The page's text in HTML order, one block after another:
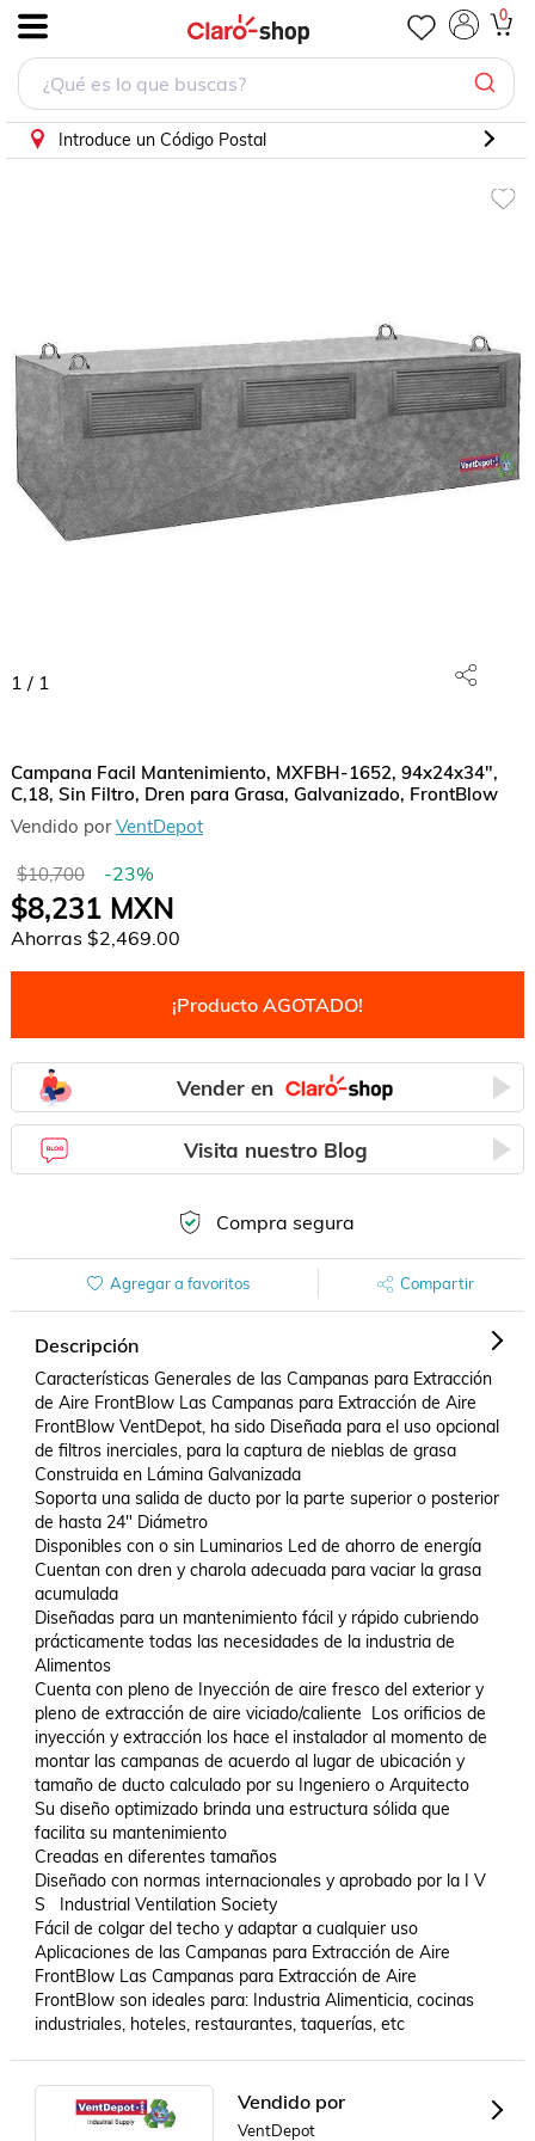
0
Introduce un Código Postal
1 / 1
Campana Facil Mantenimiento, MXFBH-1652, 94x24x34",
C,18, Sin Filtro, Dren para Grasa, Galvanizado, FrontBlow
Vendido porVentDepot
$10,700 -23%
$8,231MXN
Ahorras $2,469.00
¡Producto AGOTADO!
Vender en
Visita nuestro Blog
Compra segura
Agregar a favoritos Compartir
Descripción
Características Generales de las Campanas para Extracción
de Aire FrontBlow Las Campanas para Extracción de Aire
FrontBlow VentDepot, ha sido Diseñada para el uso opcional
de filtros inerciales, para la captura de nieblas de grasa
Construida en Lámina Galvanizada
Soporta una salida de ducto por la parte superior o posterior
de hasta 24" Diámetro
Disponibles con o sin Luminarios Led de ahorro de energía
Cuentan con dren y charola adecuada para vaciar la grasa
acumulada
Diseñadas para un mantenimiento fácil y rápido cubriendo
prácticamente todas las necesidades de la industria de
Alimentos
Cuenta con pleno de Inyección de aire fresco del exterior y
pleno de extracción de aire viciado/caliente  Los orificios de
inyección y extracción los hace el instalador al momento de
montar las campanas de acuerdo al lugar de ubicación y
tamaño de ducto calculado por su Ingeniero o Arquitecto
Su diseño optimizado brinda una estructura sólida que
facilita su mantenimiento
Creadas en diferentes tamaños
Diseñado con normas internacionales y aprobado por la I V
S   Industrial Ventilation Society
Fácil de colgar del techo y adaptar a cualquier uso
Aplicaciones de las Campanas para Extracción de Aire
FrontBlow Las Campanas para Extracción de Aire
FrontBlow son ideales para: Industria Alimenticia, cocinas
industriales, hoteles, restaurantes, taquerías, etc
Vendido por
VentDepot
Campana Facil Mantenimiento, MXFBH-1652, 94x24x34",